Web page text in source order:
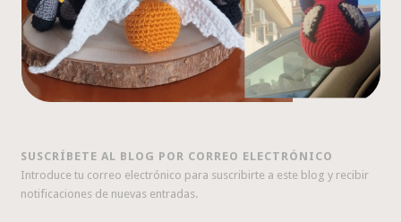
SUSCRÍBETE AL BLOG POR CORREO ELECTRÓNICO
Introduce tu correo electrónico para suscribirte a este blog y recibir
notificaciones de nuevas entradas.